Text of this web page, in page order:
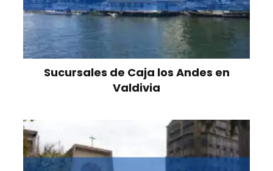
Sucursales de Caja los Andes en
Valdivia